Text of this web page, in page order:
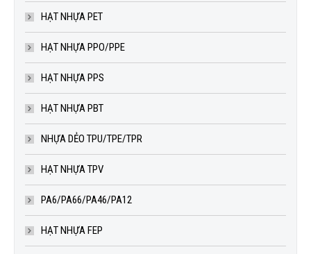
HẠT NHỰA PET
HẠT NHỰA PPO/PPE
HẠT NHỰA PPS
HẠT NHỰA PBT
NHỰA DẺO TPU/TPE/TPR
HẠT NHỰA TPV
PA6/PA66/PA46/PA12
HẠT NHỰA FEP